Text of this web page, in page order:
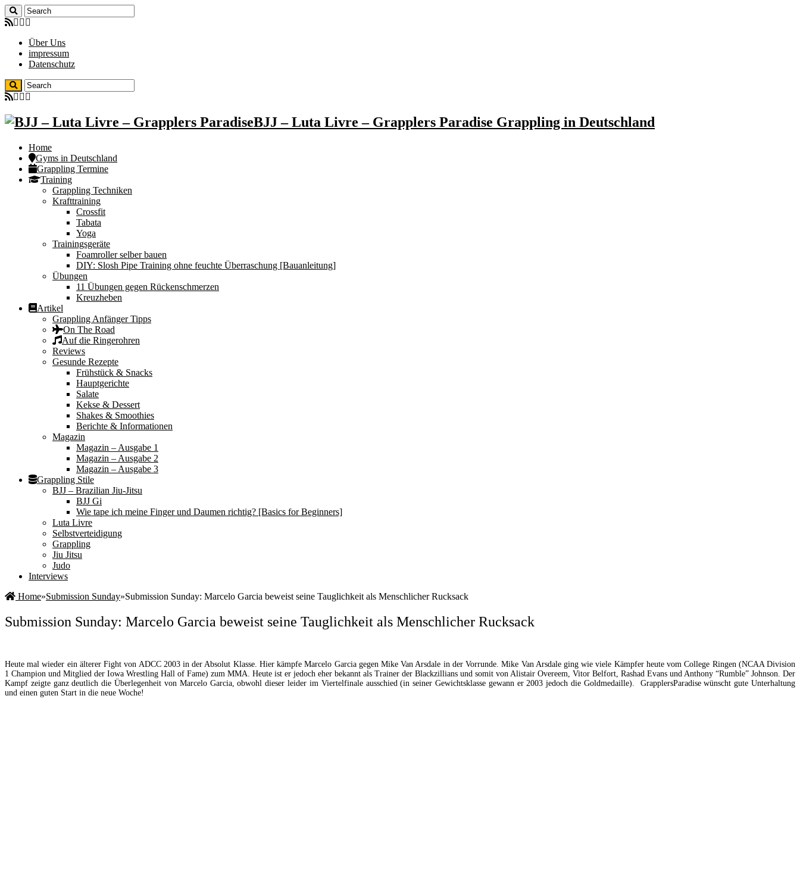
Über Uns
impressum
Datenschutz
BJJ – Luta Livre – Grapplers Paradise Grappling in Deutschland
Home
Gyms in Deutschland
Grappling Termine
Training
Grappling Techniken
Krafttraining
Crossfit
Tabata
Yoga
Trainingsgeräte
Foamroller selber bauen
DIY: Slosh Pipe Training ohne feuchte Überraschung [Bauanleitung]
Übungen
11 Übungen gegen Rückenschmerzen
Kreuzheben
Artikel
Grappling Anfänger Tipps
On The Road
Auf die Ringerohren
Reviews
Gesunde Rezepte
Frühstück & Snacks
Hauptgerichte
Salate
Kekse & Dessert
Shakes & Smoothies
Berichte & Informationen
Magazin
Magazin – Ausgabe 1
Magazin – Ausgabe 2
Magazin – Ausgabe 3
Grappling Stile
BJJ – Brazilian Jiu-Jitsu
BJJ Gi
Wie tape ich meine Finger und Daumen richtig? [Basics for Beginners]
Luta Livre
Selbstverteidigung
Grappling
Jiu Jitsu
Judo
Interviews
Home»Submission Sunday»Submission Sunday: Marcelo Garcia beweist seine Tauglichkeit als Menschlicher Rucksack
Submission Sunday: Marcelo Garcia beweist seine Tauglichkeit als Menschlicher Rucksack
Heute mal wieder ein älterer Fight von ADCC 2003 in der Absolut Klasse. Hier kämpfe Marcelo Garcia gegen Mike Van Arsdale in der Vorrunde. Mike Van Arsdale ging wie viele Kämpfer heute vom College Ringen (NCAA Division
1 Champion und Mitglied der Iowa Wrestling Hall of Fame) zum MMA. Heute ist er jedoch eher bekannt als Trainer der Blackzillians und somit von Alistair Overeem, Vitor Belfort, Rashad Evans und Anthony “Rumble” Johnson. Der
Kampf zeigte ganz deutlich die Überlegenheit von Marcelo Garcia, obwohl dieser leider im Viertelfinale ausschied (in seiner Gewichtsklasse gewann er 2003 jedoch die Goldmedaille). GrapplersParadise wünscht gute Unterhaltung
und einen guten Start in die neue Woche!